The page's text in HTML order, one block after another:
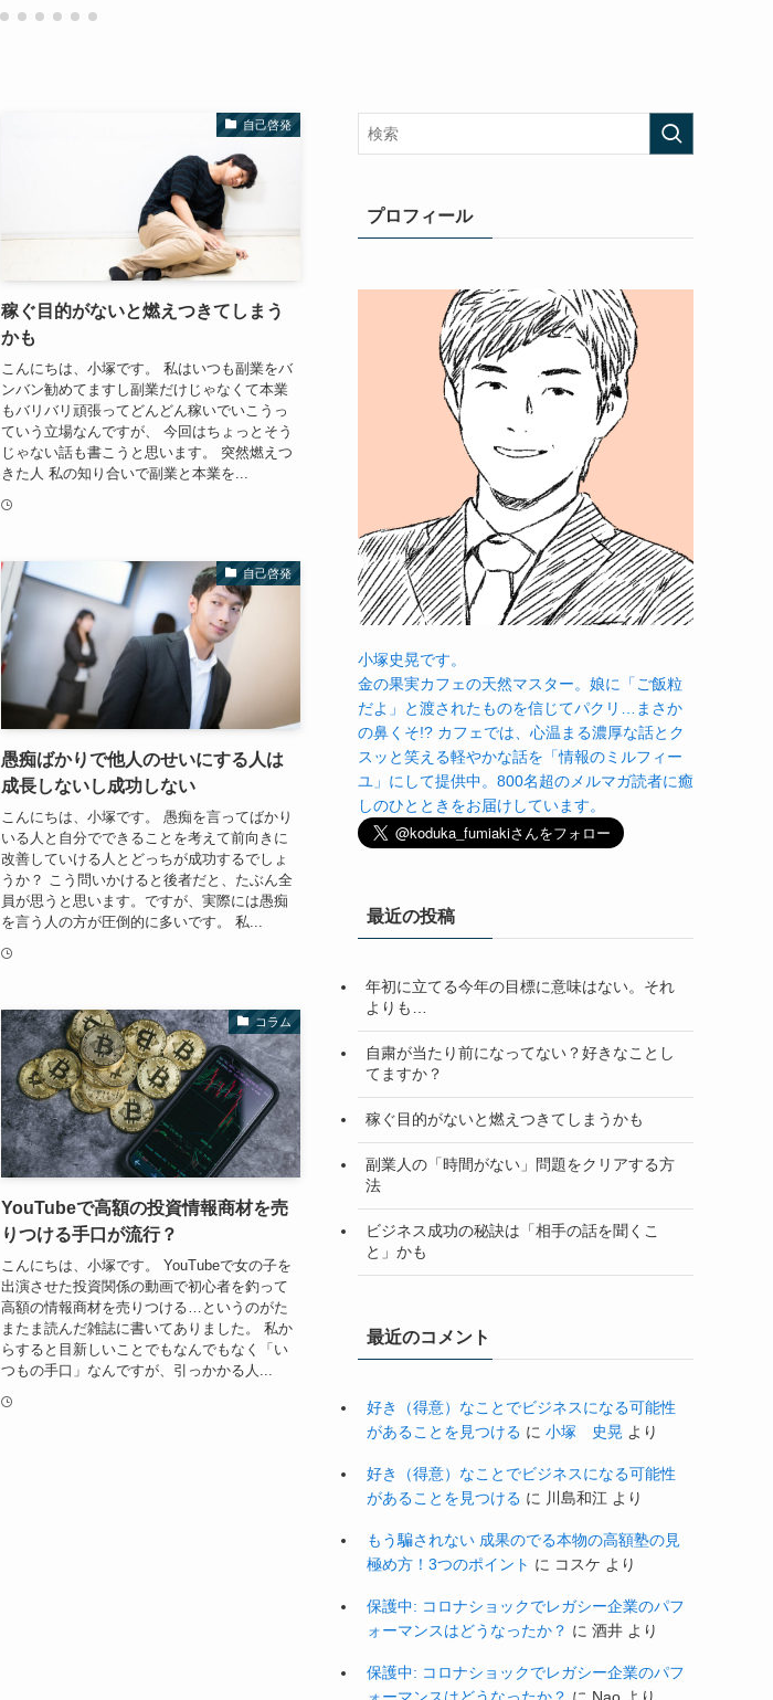
自己啓発
稼ぐ目的がないと燃えつきてしまう
かも
こんにちは、小塚です。 私はいつも副業をバ
ンバン勧めてますし副業だけじゃなくて本業
もバリバリ頑張ってどんどん稼いでいこうっ
ていう立場なんですが、 今回はちょっとそう
じゃない話も書こうと思います。 突然燃えつ
きた人 私の知り合いで副業と本業を...
自己啓発
愚痴ばかりで他人のせいにする人は
成長しないし成功しない
こんにちは、小塚です。 愚痴を言ってばかり
いる人と自分でできることを考えて前向きに
改善していける人とどっちが成功するでしょ
うか？ こう問いかけると後者だと、たぶん全
員が思うと思います。ですが、実際には愚痴
を言う人の方が圧倒的に多いです。 私...
コラム
YouTubeで高額の投資情報商材を売
りつける手口が流行？
こんにちは、小塚です。 YouTubeで女の子を
出演させた投資関係の動画で初心者を釣って
高額の情報商材を売りつける…というのがた
またま読んだ雑誌に書いてありました。 私か
らすると目新しいことでもなんでもなく「い
つもの手口」なんですが、引っかかる人...
プロフィール
小塚史晃です。
金の果実カフェの天然マスター。娘に「ご飯粒
だよ」と渡されたものを信じてパクリ…まさか
の鼻くそ!? カフェでは、心温まる濃厚な話とク
スッと笑える軽やかな話を「情報のミルフィー
ユ」にして提供中。800名超のメルマガ読者に癒
しのひとときをお届けしています。
最近の投稿
年初に立てる今年の目標に意味はない。それ
よりも…
自粛が当たり前になってない？好きなことし
てますか？
稼ぐ目的がないと燃えつきてしまうかも
副業人の「時間がない」問題をクリアする方
法
ビジネス成功の秘訣は「相手の話を聞くこ
と」かも
最近のコメント
好き（得意）なことでビジネスになる可能性
があることを見つける に 小塚 史晃 より
好き（得意）なことでビジネスになる可能性
があることを見つける に 川島和江 より
もう騙されない 成果のでる本物の高額塾の見
極め方！3つのポイント に コスケ より
保護中: コロナショックでレガシー企業のパフ
ォーマンスはどうなったか？ に 酒井 より
保護中: コロナショックでレガシー企業のパフ
ォーマンスはどうなったか？ に Nao より